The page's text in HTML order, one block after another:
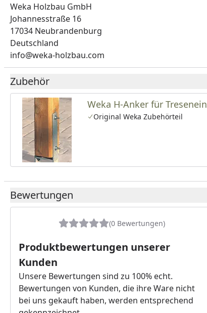
Weka Holzbau GmbH
Johannesstraße 16
17034 Neubrandenburg
Deutschland
info@weka-holzbau.com
Zubehör
Weka H-Anker für
Original Weka Zubehörteil
Bewertungen
(0 Bewertungen)
Produktbewertungen unserer
Kunden
Unsere Bewertungen sind zu 100% echt.
Bewertungen von Kunden, die ihre Ware nicht
bei uns gekauft haben, werden entsprechend